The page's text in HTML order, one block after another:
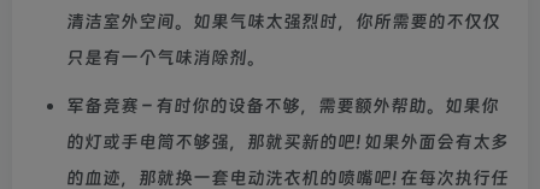
清洁室外空间。如果气味太强烈时，你所需要的不仅仅
只是有一个气味消除剂。
军备竞赛 – 有时你的设备不够，需要额外帮助。如果你
的灯或手电筒不够强，那就买新的吧! 如果外面会有太多
的血迹，那就换一套电动洗衣机的喷嘴吧! 在每次执行任